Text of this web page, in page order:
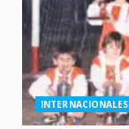
INTERNACIONALES